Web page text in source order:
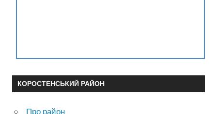
КОРОСТЕНСЬКИЙ РАЙОН
Про район